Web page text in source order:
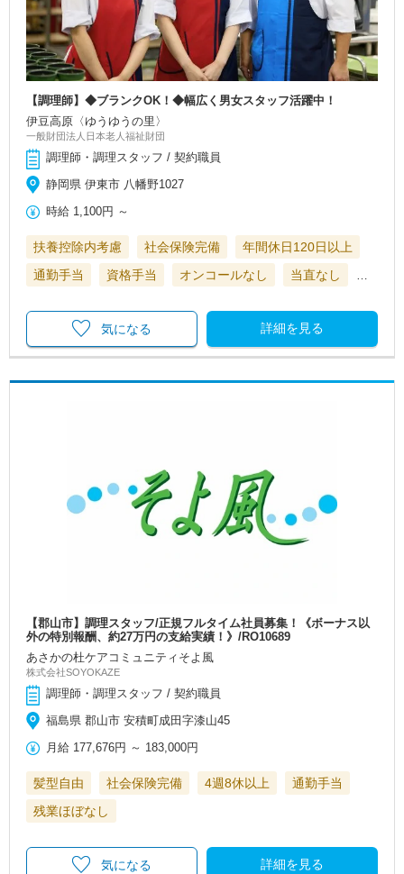
【調理師】◆ブランクOK！◆幅広く男女スタッフ活躍中！
伊豆高原〈ゆうゆうの里〉
一般財団法人日本老人福祉財団
調理師・調理スタッフ / 契約職員
静岡県 伊東市 八幡野1027
時給 1,100円 ～
扶養控除内考慮 社会保険完備
年間休日120日以上
通勤手当
資格手当 オンコールなし 当直なし …
詳細を見る
気になる
【郡山市】調理スタッフ/正規フルタイム社員募集！《ボーナス以
外の特別報酬、約27万円の支給実績！》/RO10689
あさかの杜ケアコミュニティそよ風
株式会社SOYOKAZE
調理師・調理スタッフ / 契約職員
福島県 郡山市 安積町成田字漆山45
月給 177,676円 ～ 183,000円
髪型自由 社会保険完備 4週8休以上
通勤手当
残業ほぼなし
詳細を見る
気になる